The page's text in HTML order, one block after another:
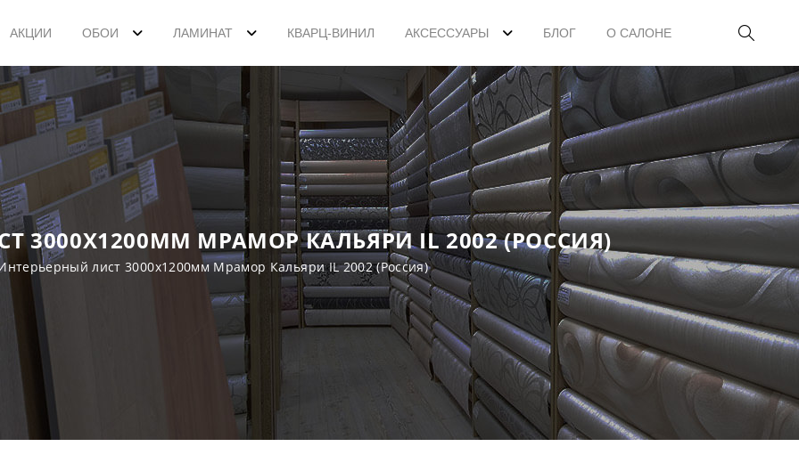
АКЦИИ ОБОИ ЛАМИНАТ КВАРЦ-ВИНИЛ АКСЕССУАРЫ БЛОГ О САЛОНЕ
3000Х1200ММ МРАМОР КАЛЬЯРИ IL 2002 (РОССИЯ)
лист 3000х1200мм Мрамор Кальяри IL 2002 (Россия)